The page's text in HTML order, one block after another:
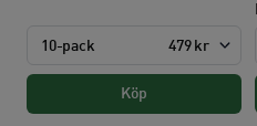
10-pack 479 kr
Köp